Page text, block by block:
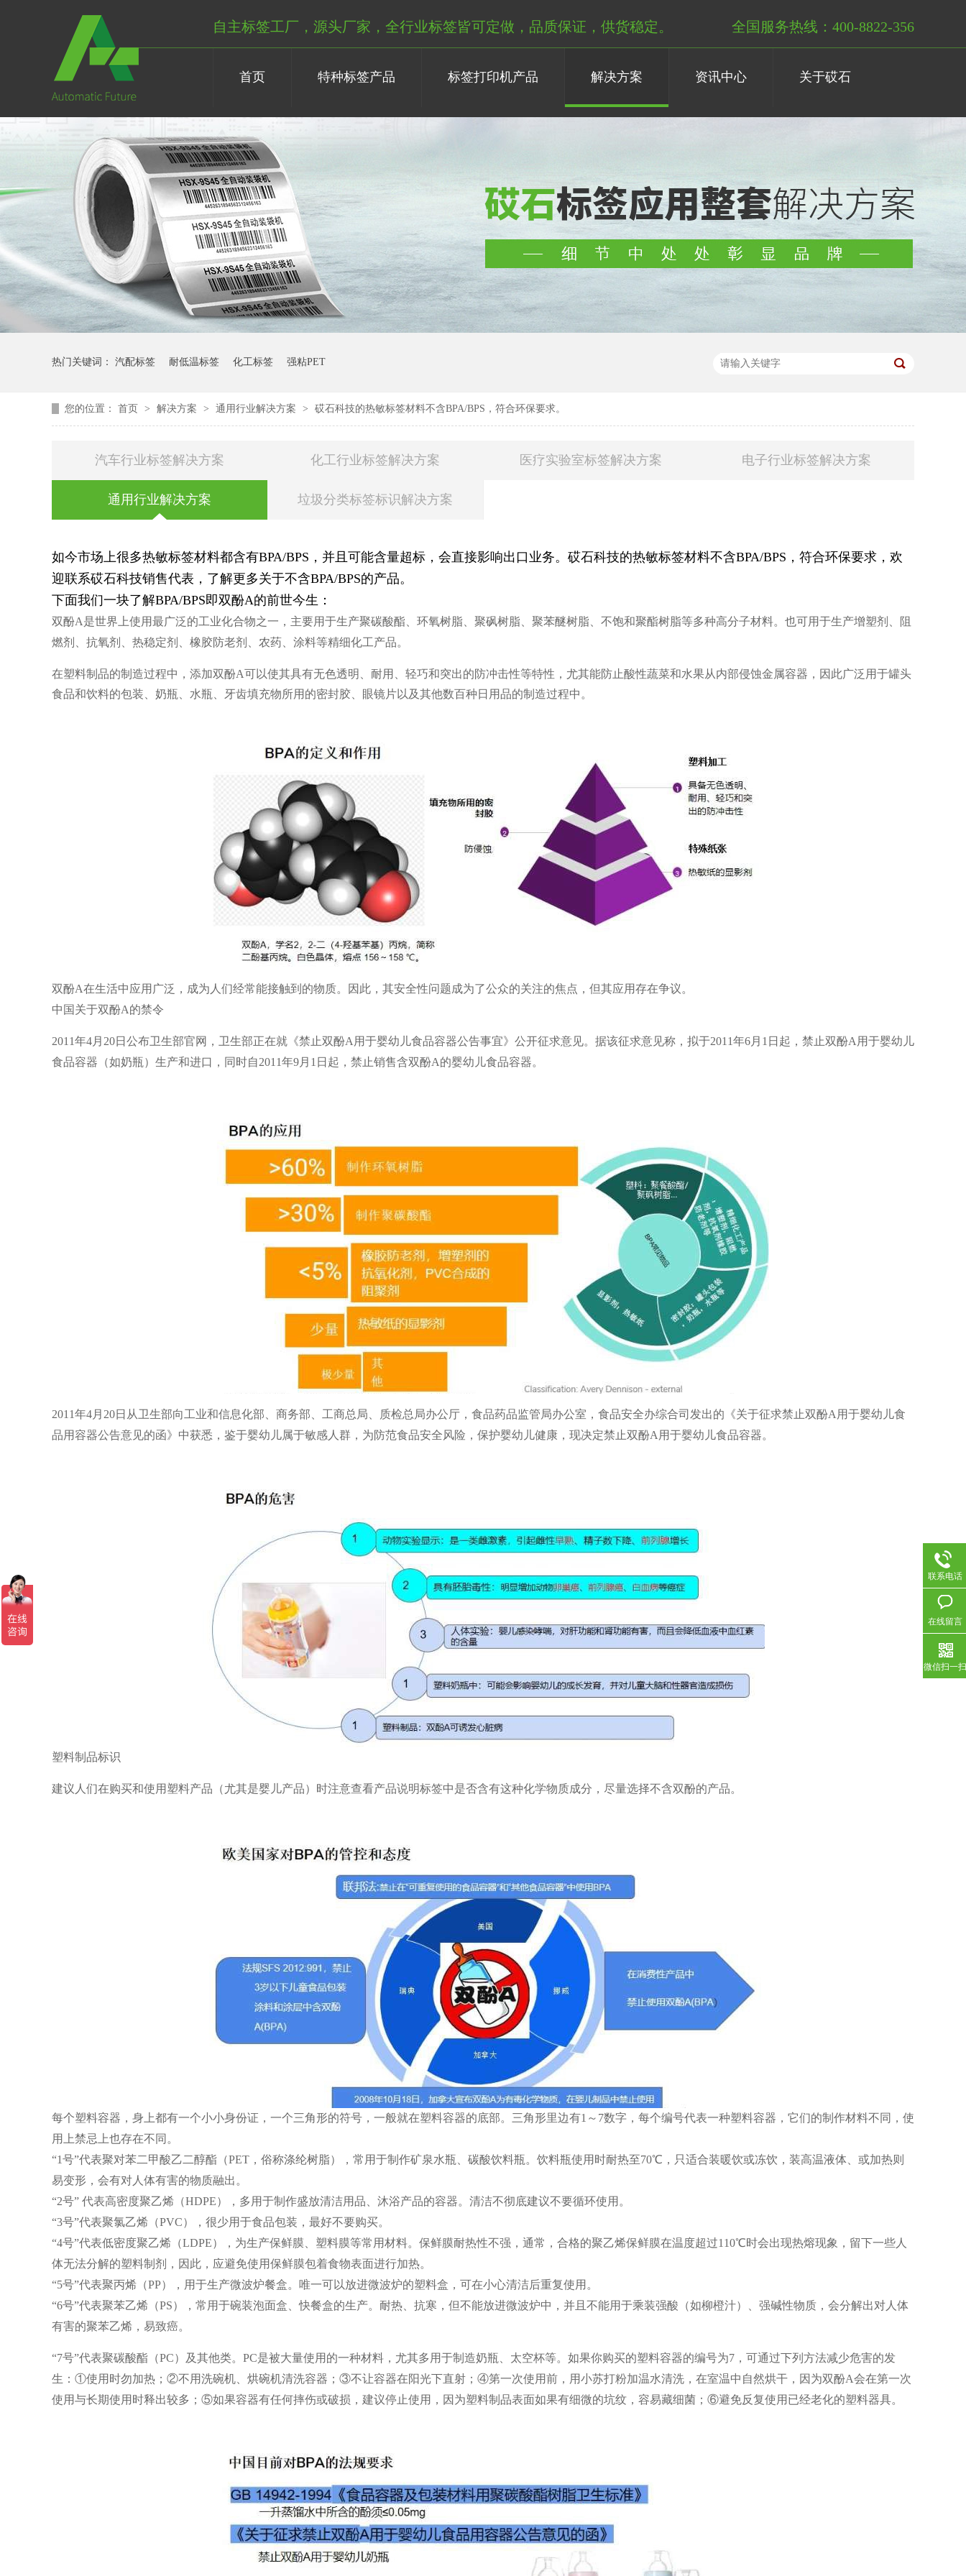
自主标签工厂，源头厂家，全行业标签皆可定做，品质保证，供货稳定。 全国服务热线：400-8822-356
首页 特种标签产品 标签打印机产品 解决方案 资讯中心 关于砹石
热门关键词： 汽配标签 耐低温标签 化工标签 强粘PET
您的位置： 首页 > 解决方案 > 通用行业解决方案 > 砹石科技的热敏标签材料不含BPA/BPS，符合环保要求。
汽车行业标签解决方案 化工行业标签解决方案 医疗实验室标签解决方案 电子行业标签解决方案
通用行业解决方案 垃圾分类标签标识解决方案
如今市场上很多热敏标签材料都含有BPA/BPS，并且可能含量超标，会直接影响出口业务。砹石科技的热敏标签材料不含BPA/BPS，符合环保要求，欢
迎联系砹石科技销售代表，了解更多关于不含BPA/BPS的产品。
下面我们一块了解BPA/BPS即双酚A的前世今生：
双酚A是世界上使用最广泛的工业化合物之一，主要用于生产聚碳酸酯、环氧树脂、聚砜树脂、聚苯醚树脂、不饱和聚酯树脂等多种高分子材料。也可用于生产增塑剂、阻
燃剂、抗氧剂、热稳定剂、橡胶防老剂、农药、涂料等精细化工产品。
在塑料制品的制造过程中，添加双酚A可以使其具有无色透明、耐用、轻巧和突出的防冲击性等特性，尤其能防止酸性蔬菜和水果从内部侵蚀金属容器，因此广泛用于罐头
食品和饮料的包装、奶瓶、水瓶、牙齿填充物所用的密封胶、眼镜片以及其他数百种日用品的制造过程中。
双酚A在生活中应用广泛，成为人们经常能接触到的物质。因此，其安全性问题成为了公众的关注的焦点，但其应用存在争议。
中国关于双酚A的禁令
2011年4月20日公布卫生部官网，卫生部正在就《禁止双酚A用于婴幼儿食品容器公告事宜》公开征求意见。据该征求意见称，拟于2011年6月1日起，禁止双酚A用于婴幼儿
食品容器（如奶瓶）生产和进口，同时自2011年9月1日起，禁止销售含双酚A的婴幼儿食品容器。
2011年4月20日从卫生部向工业和信息化部、商务部、工商总局、质检总局办公厅，食品药品监管局办公室，食品安全办综合司发出的《关于征求禁止双酚A用于婴幼儿食
品用容器公告意见的函》中获悉，鉴于婴幼儿属于敏感人群，为防范食品安全风险，保护婴幼儿健康，现决定禁止双酚A用于婴幼儿食品容器。
塑料制品标识
建议人们在购买和使用塑料产品（尤其是婴儿产品）时注意查看产品说明标签中是否含有这种化学物质成分，尽量选择不含双酚的产品。
每个塑料容器，身上都有一个小小身份证，一个三角形的符号，一般就在塑料容器的底部。三角形里边有1～7数字，每个编号代表一种塑料容器，它们的制作材料不同，使
用上禁忌上也存在不同。
“1号”代表聚对苯二甲酸乙二醇酯（PET，俗称涤纶树脂），常用于制作矿泉水瓶、碳酸饮料瓶。饮料瓶使用时耐热至70℃，只适合装暖饮或冻饮，装高温液体、或加热则
易变形，会有对人体有害的物质融出。
“2号” 代表高密度聚乙烯（HDPE），多用于制作盛放清洁用品、沐浴产品的容器。清洁不彻底建议不要循环使用。
“3号”代表聚氯乙烯（PVC），很少用于食品包装，最好不要购买。
“4号”代表低密度聚乙烯（LDPE），为生产保鲜膜、塑料膜等常用材料。保鲜膜耐热性不强，通常，合格的聚乙烯保鲜膜在温度超过110℃时会出现热熔现象，留下一些人
体无法分解的塑料制剂，因此，应避免使用保鲜膜包着食物表面进行加热。
“5号”代表聚丙烯（PP），用于生产微波炉餐盒。唯一可以放进微波炉的塑料盒，可在小心清洁后重复使用。
“6号”代表聚苯乙烯（PS），常用于碗装泡面盒、快餐盒的生产。耐热、抗寒，但不能放进微波炉中，并且不能用于乘装强酸（如柳橙汁）、强碱性物质，会分解出对人体
有害的聚苯乙烯，易致癌。
“7号”代表聚碳酸酯（PC）及其他类。PC是被大量使用的一种材料，尤其多用于制造奶瓶、太空杯等。如果你购买的塑料容器的编号为7，可通过下列方法减少危害的发
生：①使用时勿加热；②不用洗碗机、烘碗机清洗容器；③不让容器在阳光下直射；④第一次使用前，用小苏打粉加温水清洗，在室温中自然烘干，因为双酚A会在第一次
使用与长期使用时释出较多；⑤如果容器有任何摔伤或破损，建议停止使用，因为塑料制品表面如果有细微的坑纹，容易藏细菌；⑥避免反复使用已经老化的塑料器具。
联系电话
在线留言
微信扫一扫